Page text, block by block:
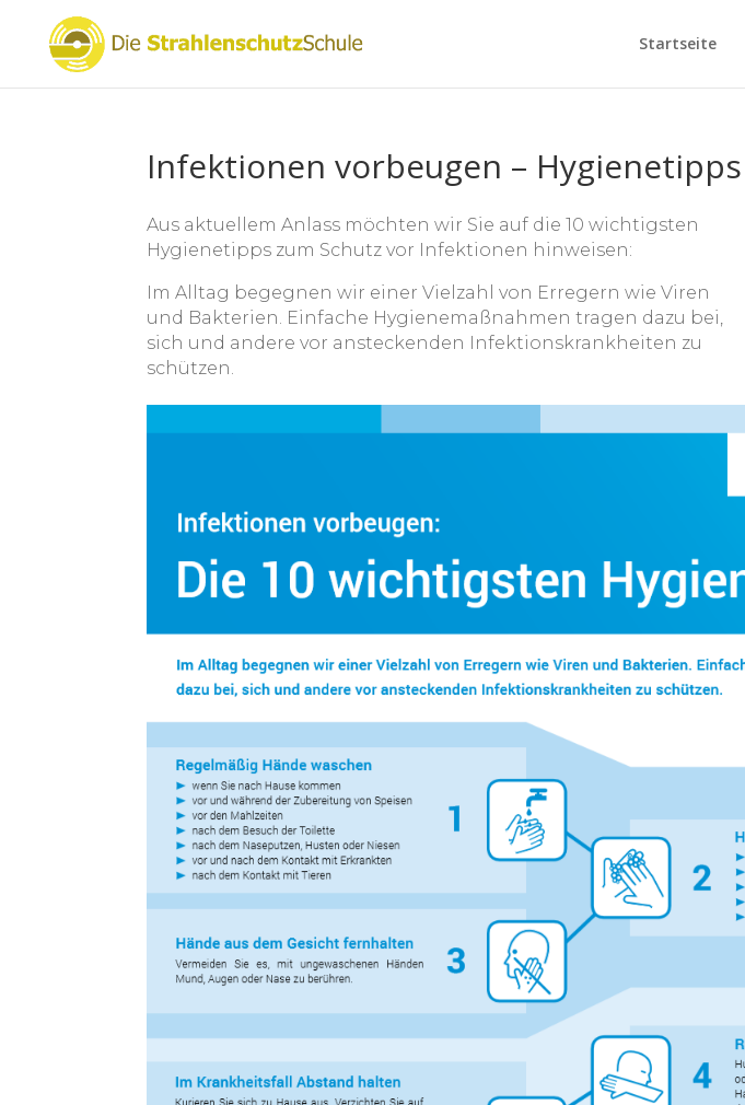
Startseite
Infektionen vorbeugen – Hygienetipps
Aus aktuellem Anlass möchten wir Sie auf die 10 wichtigsten
Hygienetipps zum Schutz vor Infektionen hinweisen:
Im Alltag begegnen wir einer Vielzahl von Erregern wie Viren
und Bakterien. Einfache Hygienemaßnahmen tragen dazu bei,
sich und andere vor ansteckenden Infektionskrankheiten zu
schützen.